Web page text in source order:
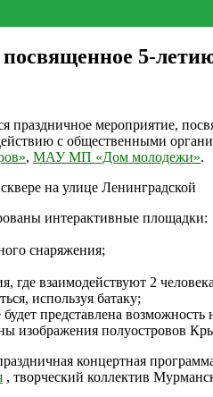
5-
праздничное мероприятие,
с общественными
, МАУ МП «Дом молодежи».
на улице Ленинградской
интерактивные площадки:
снаряжения;
где взаимодействуют 2
используя батаку;
представлена
изображения полуостровов
концертная
, творческий коллектив